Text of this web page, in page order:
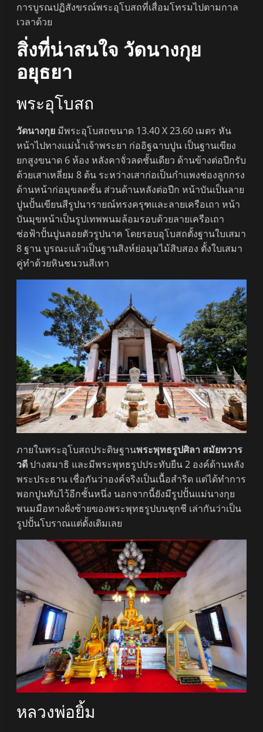
การบูรณปฏิสังขรณ์พระอุโบสถที่เสื่อมโทรมไปตามกาล
เวลาด้วย
สิ่งที่น่าสนใจ วัดนางกุย
อยุธยา
พระอุโบสถ
วัดนางกุย มีพระอุโบสถขนาด 13.40 X 23.60 เมตร หัน
หน้าไปทางแม่น้ำเจ้าพระยา ก่ออิฐฉาบปูน เป็นฐานเขียง
ยกสูงขนาด 6 ห้อง หลังคาจั่วลดชั้นเดียว ด้านข้างต่อปีกรับ
ด้วยเสาเหลี่ยม 8 ต้น ระหว่างเสาก่อเป็นกำแพงช่องลูกกรง
ด้านหน้าก่อมุขลดชั้น ส่วนด้านหลังต่อปีก หน้าบันเป็นลาย
ปูนปั้นเขียนสีรูปนารายณ์ทรงครุฑและลายเครือเถา หน้า
บันมุขหน้าเป็นรูปเทพพนมล้อมรอบด้วยลายเครือเถา
ช่อฟ้าปั้นปูนลอยตัวรูปนาค โดยรอบอุโบสถตั้งฐานใบเสมา
8 ฐาน บูรณะแล้วเป็นฐานสิงห์ย่อมุมไม้สิบสอง ตั้งใบเสมา
คู่ทำด้วยหินชนวนสีเทา
ภายในพระอุโบสถประดิษฐานพระพุทธรูปศิลา สมัยทวาร
วดี ปางสมาธิ และมีพระพุทธรูปประทับยืน 2 องค์ด้านหลัง
พระประธาน เชื่อกันว่าองค์จริงเป็นเนื้อสำริด แต่ได้ทำการ
พอกปูนทับไว้อีกชั้นหนึ่ง นอกจากนี้ยังมีรูปปั้นแม่นางกุย
พนมมือทางฝั่งซ้ายของพระพุทธรูปบนชุกชี เล่ากันว่าเป็น
รูปปั้นโบราณแต่ดั้งเดิมเลย
หลวงพ่อยิ้ม